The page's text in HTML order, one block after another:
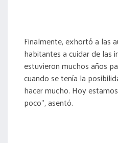
Finalmente, exhortó a las
habitantes a cuidar de las
estuvieron muchos años
cuando se tenía la
hacer mucho. Hoy
poco”, asentó.